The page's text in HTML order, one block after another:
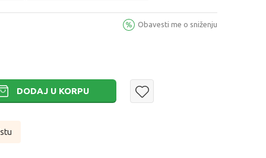
Obavesti me o sniženju
DODAJ U KORPU